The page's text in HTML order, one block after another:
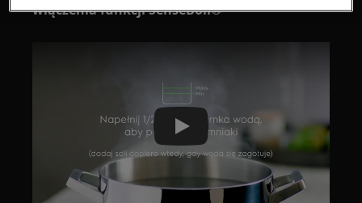
włączenia funkcji SenseBoil®
Play